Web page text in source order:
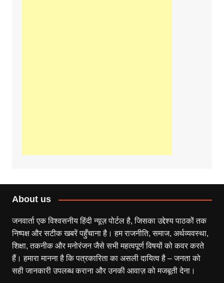
About us
जनवार्ता एक विश्वसनीय हिंदी न्यूज़ पोर्टल है, जिसका उद्देश्य पाठकों तक
निष्पक्ष और सटीक खबरें पहुँचाना है। हम राजनीति, समाज, अर्थव्यवस्था,
शिक्षा, तकनीक और मनोरंजन जैसे सभी महत्वपूर्ण विषयों को कवर करते
हैं। हमारा मानना है कि पत्रकारिता का असली दायित्व है – जनता को
सही जानकारी उपलब्ध कराना और उनकी आवाज़ को मजबूती देना।